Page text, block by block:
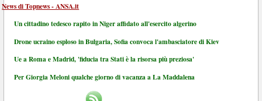
News di Topnews - ANSA.it
Un cittadino tedesco rapito in Niger affidato all'esercito algerino
Drone ucraino esploso in Bulgaria, Sofia convoca l'ambasciatore di Kiev
Ue a Roma e Madrid, 'fiducia tra Stati è la risorsa più preziosa'
Per Giorgia Meloni qualche giorno di vacanza a La Maddalena